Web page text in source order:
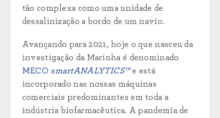
tão complexa como uma unidade de
dessalinização a bordo de um navio.
Avançando para 2021, hoje o que nasceu da
investigação da Marinha é denominado
MECO smartANALYTICS™e está
incorporado nas nossas máquinas
comerciais predominantes em toda a
indústria biofarmacêutica. A pandemia de